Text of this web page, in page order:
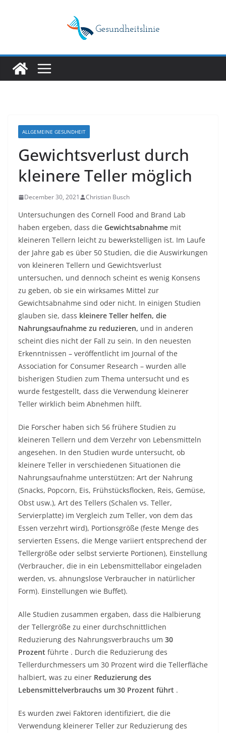
ALLGEMEINE GESUNDHEIT
Gewichtsverlust durch
kleinere Teller möglich
December 30, 2021 Christian Busch
Untersuchungen des Cornell Food and Brand Lab
haben ergeben, dass die Gewichtsabnahme mit
kleineren Tellern leicht zu bewerkstelligen ist. Im Laufe
der Jahre gab es über 50 Studien, die die Auswirkungen
von kleineren Tellern und Gewichtsverlust
untersuchen, und dennoch scheint es wenig Konsens
zu geben, ob sie ein wirksames Mittel zur
Gewichtsabnahme sind oder nicht. In einigen Studien
glauben sie, dass kleinere Teller helfen, die
Nahrungsaufnahme zu reduzieren, und in anderen
scheint dies nicht der Fall zu sein. In den neuesten
Erkenntnissen – veröffentlicht im Journal of the
Association for Consumer Research – wurden alle
bisherigen Studien zum Thema untersucht und es
wurde festgestellt, dass die Verwendung kleinerer
Teller wirklich beim Abnehmen hilft.
Die Forscher haben sich 56 frühere Studien zu
kleineren Tellern und dem Verzehr von Lebensmitteln
angesehen. In den Studien wurde untersucht, ob
kleinere Teller in verschiedenen Situationen die
Nahrungsaufnahme unterstützen: Art der Nahrung
(Snacks, Popcorn, Eis, Frühstücksflocken, Reis, Gemüse,
Obst usw.), Art des Tellers (Schalen vs. Teller,
Servierplatte) im Vergleich zum Teller, von dem das
Essen verzehrt wird), Portionsgröße (feste Menge des
servierten Essens, die Menge variiert entsprechend der
Tellergröße oder selbst servierte Portionen), Einstellung
(Verbraucher, die in ein Lebensmittellabor eingeladen
werden, vs. ahnungslose Verbraucher in natürlicher
Form). Einstellungen wie Buffet).
Alle Studien zusammen ergaben, dass die Halbierung
der Tellergröße zu einer durchschnittlichen
Reduzierung des Nahrungsverbrauchs um 30
Prozent führte . Durch die Reduzierung des
Tellerdurchmessers um 30 Prozent wird die Tellerfläche
halbiert, was zu einer Reduzierung des
Lebensmittelverbrauchs um 30 Prozent führt .
Es wurden zwei Faktoren identifiziert, die die
Verwendung kleinerer Teller zur Reduzierung des